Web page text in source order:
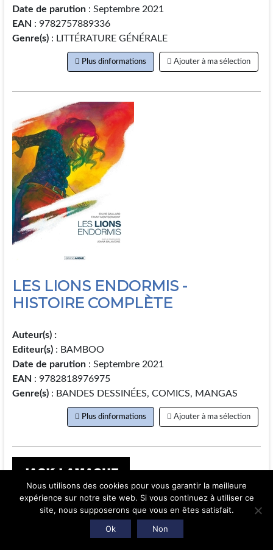
Date de parution: Septembre 2021
EAN : 9782757889336
Genre(s): LITTÉRATURE GÉNÉRALE
Plus dinformations Ajouter à ma sélection
LES LIONS ENDORMIS -
HISTOIRE COMPLÈTE
Auteur(s) :
Editeur(s) : BAMBOO
Date de parution: Septembre 2021
EAN : 9782818976975
Genre(s): BANDES DESSINÉES, COMICS, MANGAS
Plus dinformations Ajouter à ma sélection
Nous utilisons des cookies pour vous garantir la meilleure
expérience sur notre site web. Si vous continuez à utiliser ce
site, nous supposerons que vous en êtes satisfait.
Ok
Non